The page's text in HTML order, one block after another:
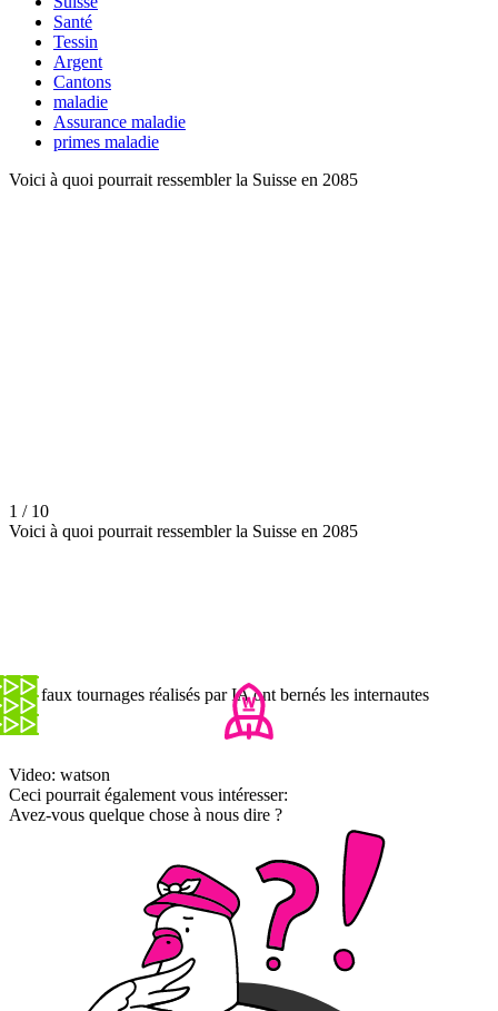
Santé
Tessin
Argent
Cantons
maladie
Assurance maladie
primes maladie
Voici à quoi pourrait ressembler la Suisse en 2085
1 / 10
Voici à quoi pourrait ressembler la Suisse en 2085
Des faux tournages réalisés par IA ont bernés les internautes
Video: watson
Ceci pourrait également vous intéresser:
Avez-vous quelque chose à nous dire ?